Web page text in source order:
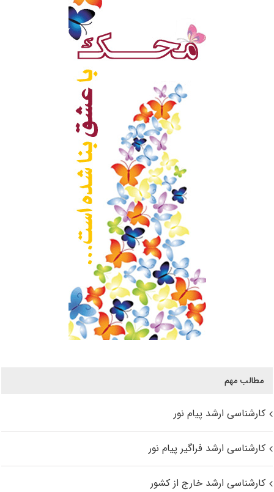
مطالب مهم
کارشناسی ارشد پیام نور
کارشناسی ارشد فراگیر پیام نور
کارشناسی ارشد خارج از کشور